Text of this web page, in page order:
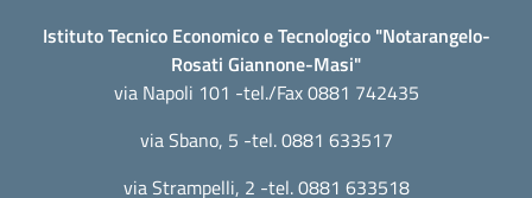
Istituto Tecnico Economico e Tecnologico "Notarangelo-
Rosati Giannone-Masi"
via Napoli 101 -tel./Fax 0881 742435
via Sbano, 5 -tel. 0881 633517
via Strampelli, 2 -tel. 0881 633518